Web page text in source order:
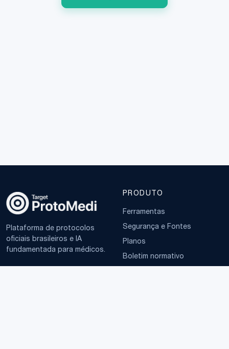
Plataforma de protocolos
oficiais brasileiros e IA
fundamentada para médicos.
PRODUTO
Ferramentas
Segurança e Fontes
Planos
Boletim normativo